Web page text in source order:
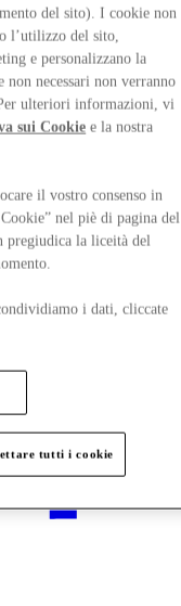
del sito). I cookie non
l’utilizzo del sito,
e personalizzano la
necessari non verranno
ulteriori informazioni, vi
sui Cookie e la nostra
il vostro consenso in
nel piè di pagina del
pregiudica la liceità del
i dati, cliccate
tutti i cookie